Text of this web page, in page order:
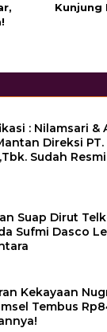
Kunjung
: Nilamsari &
Direksi PT.
Sudah
Suap Dirut
Sufmi Dasco
Kekayaan
Tembus